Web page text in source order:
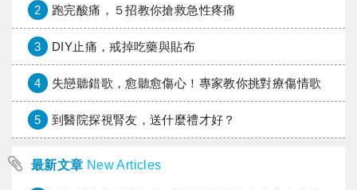
2 跑完酸痛，５招教你搶救急性疼痛
3 DIY止痛，戒掉吃藥與貼布
4 失戀聽錯歌，愈聽愈傷心！專家教你挑對療傷情歌
5 到醫院探視腎友，送什麼禮才好？
最新文章 New Articles